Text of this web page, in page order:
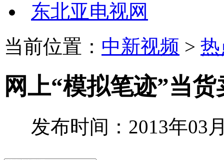
东北亚电视网
当前位置： 中新视频 >
网上“模拟笔迹”当
发布时间：2013年03